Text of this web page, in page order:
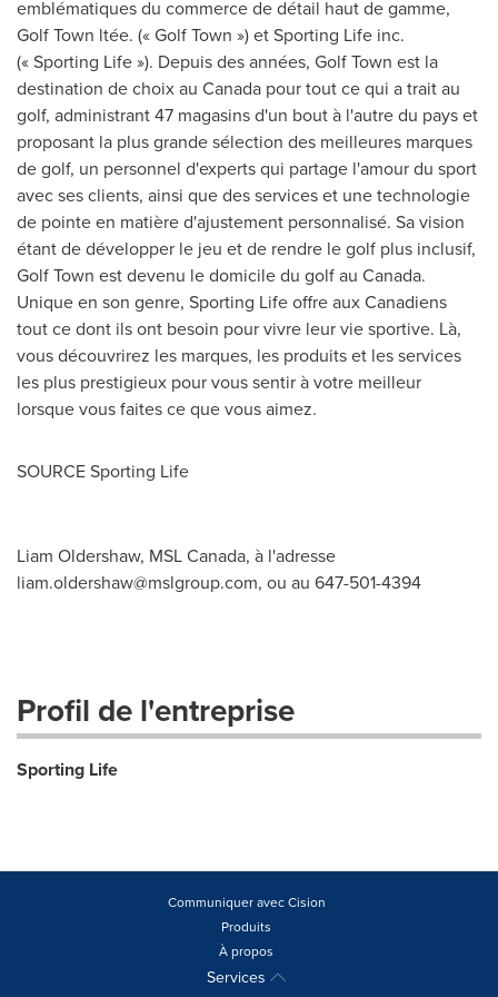
emblématiques du commerce de détail haut de gamme,
Golf Town ltée. (« Golf Town ») et Sporting Life inc.
(« Sporting Life »). Depuis des années, Golf Town est la
destination de choix au Canada pour tout ce qui a trait au
golf, administrant 47 magasins d'un bout à l'autre du pays et
proposant la plus grande sélection des meilleures marques
de golf, un personnel d'experts qui partage l'amour du sport
avec ses clients, ainsi que des services et une technologie
de pointe en matière d'ajustement personnalisé. Sa vision
étant de développer le jeu et de rendre le golf plus inclusif,
Golf Town est devenu le domicile du golf au Canada.
Unique en son genre, Sporting Life offre aux Canadiens
tout ce dont ils ont besoin pour vivre leur vie sportive. Là,
vous découvrirez les marques, les produits et les services
les plus prestigieux pour vous sentir à votre meilleur
lorsque vous faites ce que vous aimez.
SOURCE Sporting Life
Liam Oldershaw, MSL Canada, à l'adresse
liam.oldershaw@mslgroup.com, ou au 647-501-4394
Profil de l'entreprise
Sporting Life
Communiquer avec Cision
Produits
À propos
Services